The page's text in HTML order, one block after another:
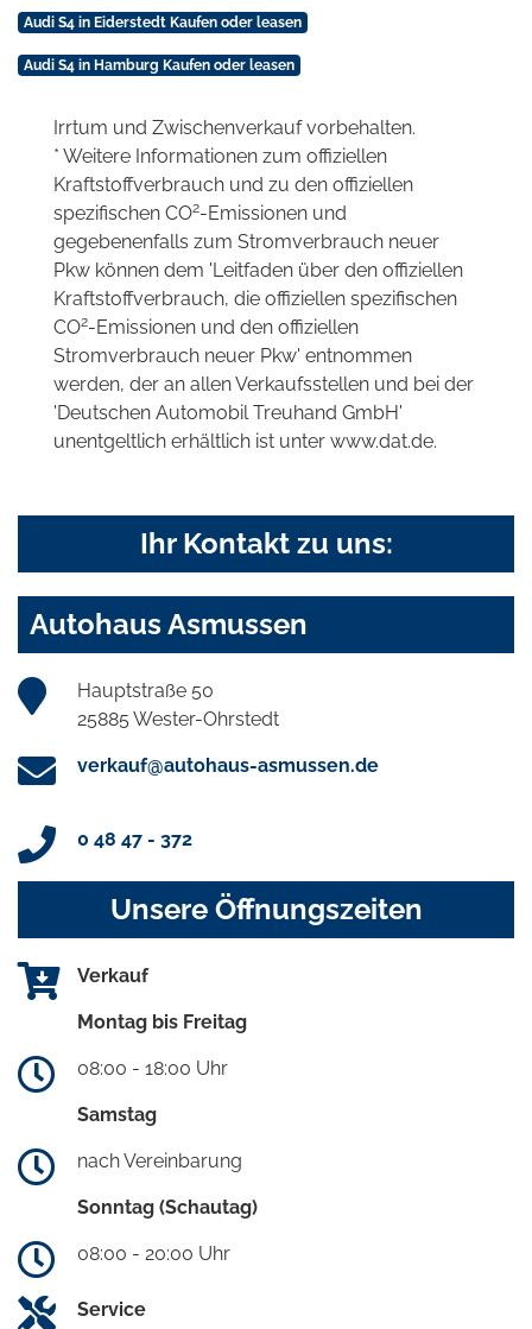
Audi S4 in Eiderstedt Kaufen oder leasen
Audi S4 in Hamburg Kaufen oder leasen
Irrtum und Zwischenverkauf vorbehalten.
* Weitere Informationen zum offiziellen
Kraftstoffverbrauch und zu den offiziellen
spezifischen CO2-Emissionen und
gegebenenfalls zum Stromverbrauch neuer
Pkw können dem 'Leitfaden über den offiziellen
Kraftstoffverbrauch, die offiziellen spezifischen
CO2-Emissionen und den offiziellen
Stromverbrauch neuer Pkw' entnommen
werden, der an allen Verkaufsstellen und bei der
'Deutschen Automobil Treuhand GmbH'
unentgeltlich erhältlich ist unter www.dat.de.
Ihr Kontakt zu uns:
Autohaus Asmussen
Hauptstraße 50
25885 Wester-Ohrstedt
verkauf@autohaus-asmussen.de
0 48 47 - 372
Unsere Öffnungszeiten
Verkauf
Montag bis Freitag
08:00 - 18:00 Uhr
Samstag
nach Vereinbarung
Sonntag (Schautag)
08:00 - 20:00 Uhr
Service